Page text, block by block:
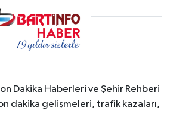
Dakika Haberleri ve Şehir Rehberi
dakika gelişmeleri, trafik kazaları,